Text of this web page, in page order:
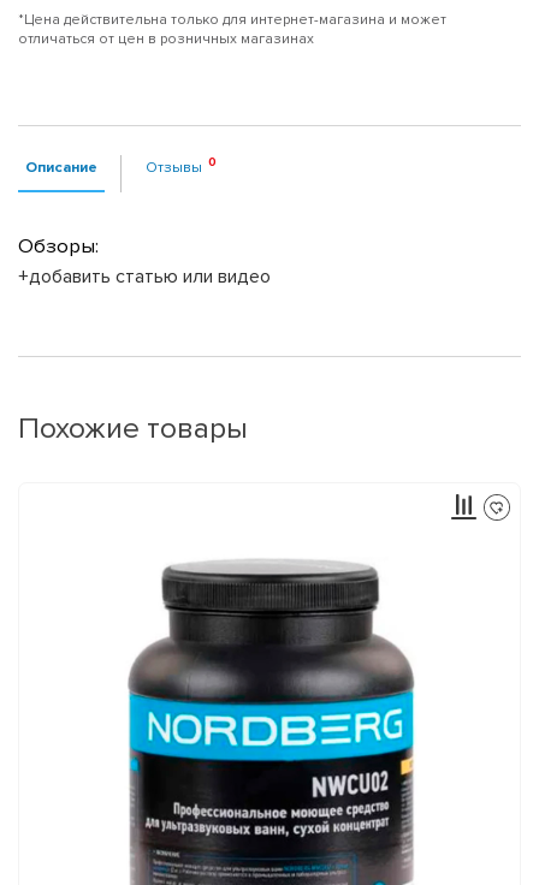
*Цена действительна только для интернет-магазина и может
отличаться от цен в розничных магазинах
Описание Отзывы
Обзоры:
+добавить статью или видео
Похожие товары